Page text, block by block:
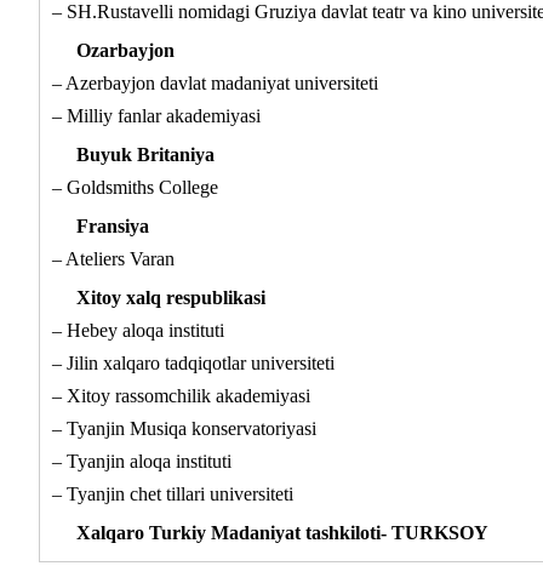
– SH.Rustavelli nomidagi Gruziya davlat teatr va kino
Ozarbayjon
– Azerbayjon davlat madaniyat universiteti
– Milliy fanlar akademiyasi
Buyuk Britaniya
– Goldsmiths College
Fransiya
– Ateliers Varan
Xitoy xalq respublikasi
– Hebey aloqa instituti
– Jilin xalqaro tadqiqotlar universiteti
– Xitoy rassomchilik akademiyasi
– Tyanjin Musiqa konservatoriyasi
– Tyanjin aloqa instituti
– Tyanjin chet tillari universiteti
Xalqaro Turkiy Madaniyat tashkiloti- TURKSOY